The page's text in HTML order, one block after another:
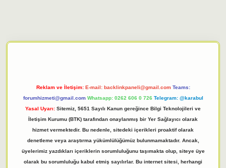
Reklam ve İletişim: E-mail: backlinkpaneli@gmail.com Teams:
forumhizmeti@gmail.com Whatsapp: 0262 606 0 726 Telegram: @karabul
Yasal Uyarı: Sitemiz, 5651 Sayılı Kanun gereğince Bilgi Teknolojileri ve
İletişim Kurumu (BTK) tarafından onaylanmış bir Yer Sağlayıcı olarak
hizmet vermektedir. Bu nedenle, sitedeki içerikleri proaktif olarak
denetleme veya araştırma yükümlülüğümüz bulunmamaktadır. Ancak,
üyelerimiz yazdıkları içeriklerin sorumluluğunu taşımakta olup, siteye üye
olarak bu sorumluluğu kabul etmiş sayılırlar. Bu internet sitesi, herhangi